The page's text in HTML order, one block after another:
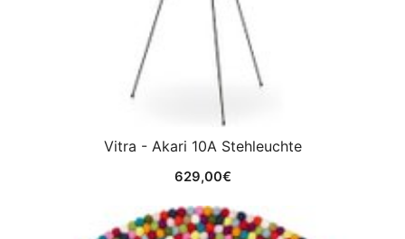
Vitra - Akari 10A Stehleuchte
629,00€